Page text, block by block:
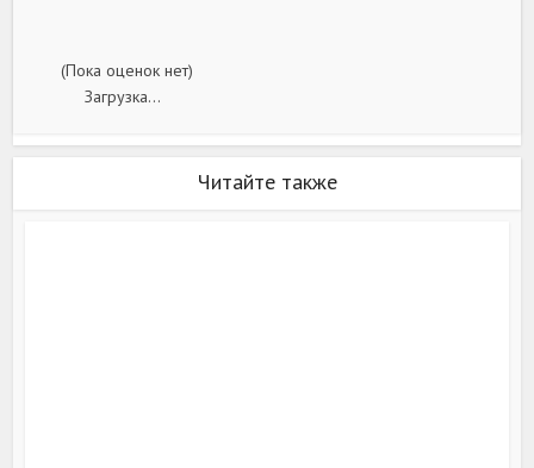
(Пока оценок нет)
Загрузка...
Читайте также